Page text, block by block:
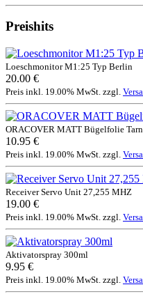
Preishits
Loeschmonitor M1:25 Typ Berlin
20.00 €
Preis inkl. 19.00% MwSt. zzgl.
ORACOVER MATT Bügelfolie
10.95 €
Preis inkl. 19.00% MwSt. zzgl.
Receiver Servo Unit 27,255 MHZ
19.00 €
Preis inkl. 19.00% MwSt. zzgl.
Aktivatorspray 300ml
9.95 €
Preis inkl. 19.00% MwSt. zzgl.